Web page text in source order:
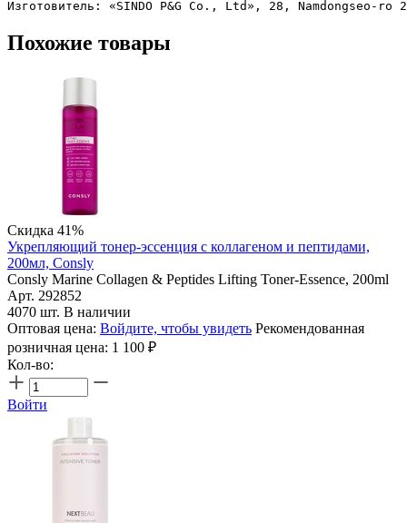
Похожие товары
Скидка 41%
Укрепляющий тонер-эссенция с коллагеном и пептидами,
200мл, Consly
Consly Marine Collagen & Peptides Lifting Toner-Essence, 200ml
Арт. 292852
4070 шт. В наличии
Оптовая цена: Войдите, чтобы увидеть Рекомендованная
розничная цена: 1 100 ₽
Кол-во:
Войти